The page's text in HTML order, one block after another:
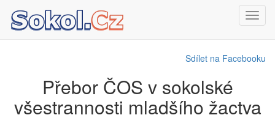
Sdílet na Facebooku
Přebor ČOS v sokolské
všestrannosti mladšího žactva